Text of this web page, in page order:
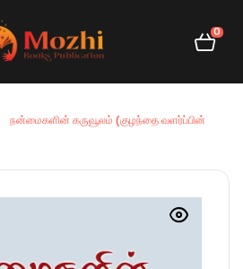
0
நன்மைகளின் கருவூலம் (குழந்தை வளர்ப்பின்